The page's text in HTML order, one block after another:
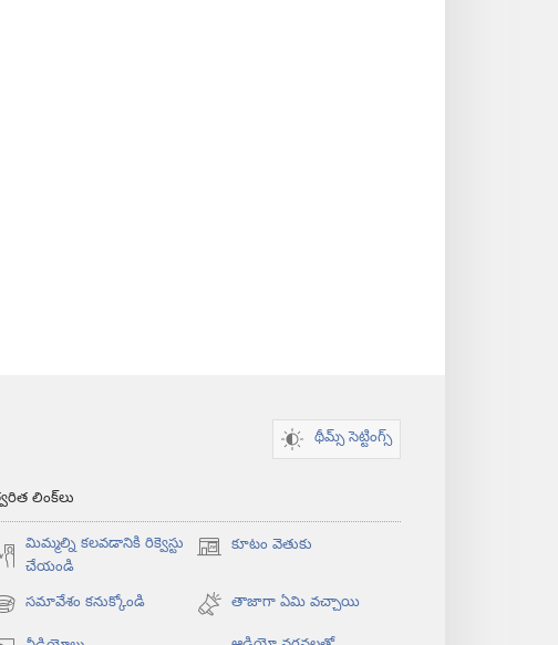
థీమ్స్ సెట్టింగ్స్
లింక్‌లు
మిమ్మల్ని కలవడానికి రిక్వెస్టు
చేయండి
కూటం వెతుకు
(కొత్త
ఓపెన్‌
సమావేశం కనుక్కోండి తాజాగా ఏమి వచ్చాయి